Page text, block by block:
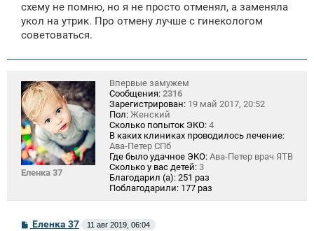
схему не помню, но я не просто отменял, а заменяла
укол на утрик. Про отмену лучше с гинекологом
советоваться.
Еленка 37
Впервые замужем
Сообщения: 2316
Зарегистрирован: 19 май 2017, 20:52
Пол: Женский
Сколько попыток ЭКО: 4
В каких клиниках проводилось лечение:
Ава-Петер СПб
Где было удачное ЭКО: Ава-Петер врач ЯТВ
Сколько у вас детей: 3
Благодарил (а): 251 раз
Поблагодарили: 177 раз
СЕленка 37 11 авг 2019, 06:04